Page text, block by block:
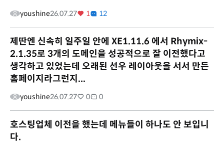
youshine26.07.27 1 12
제딴엔 신속히 일주일 안에 XE1.11.6 에서 Rhymix-
2.1.35로 3개의 도메인을 성공적으로 잘 이전했다고
생각하고 있었는데 오래된 선우 레이아웃을 서서 만든
홈페이지라그런지...
youshine26.07.27 0 0
호스팅업체 이전을 했는데 메뉴들이 하나도 안 보입니
다.